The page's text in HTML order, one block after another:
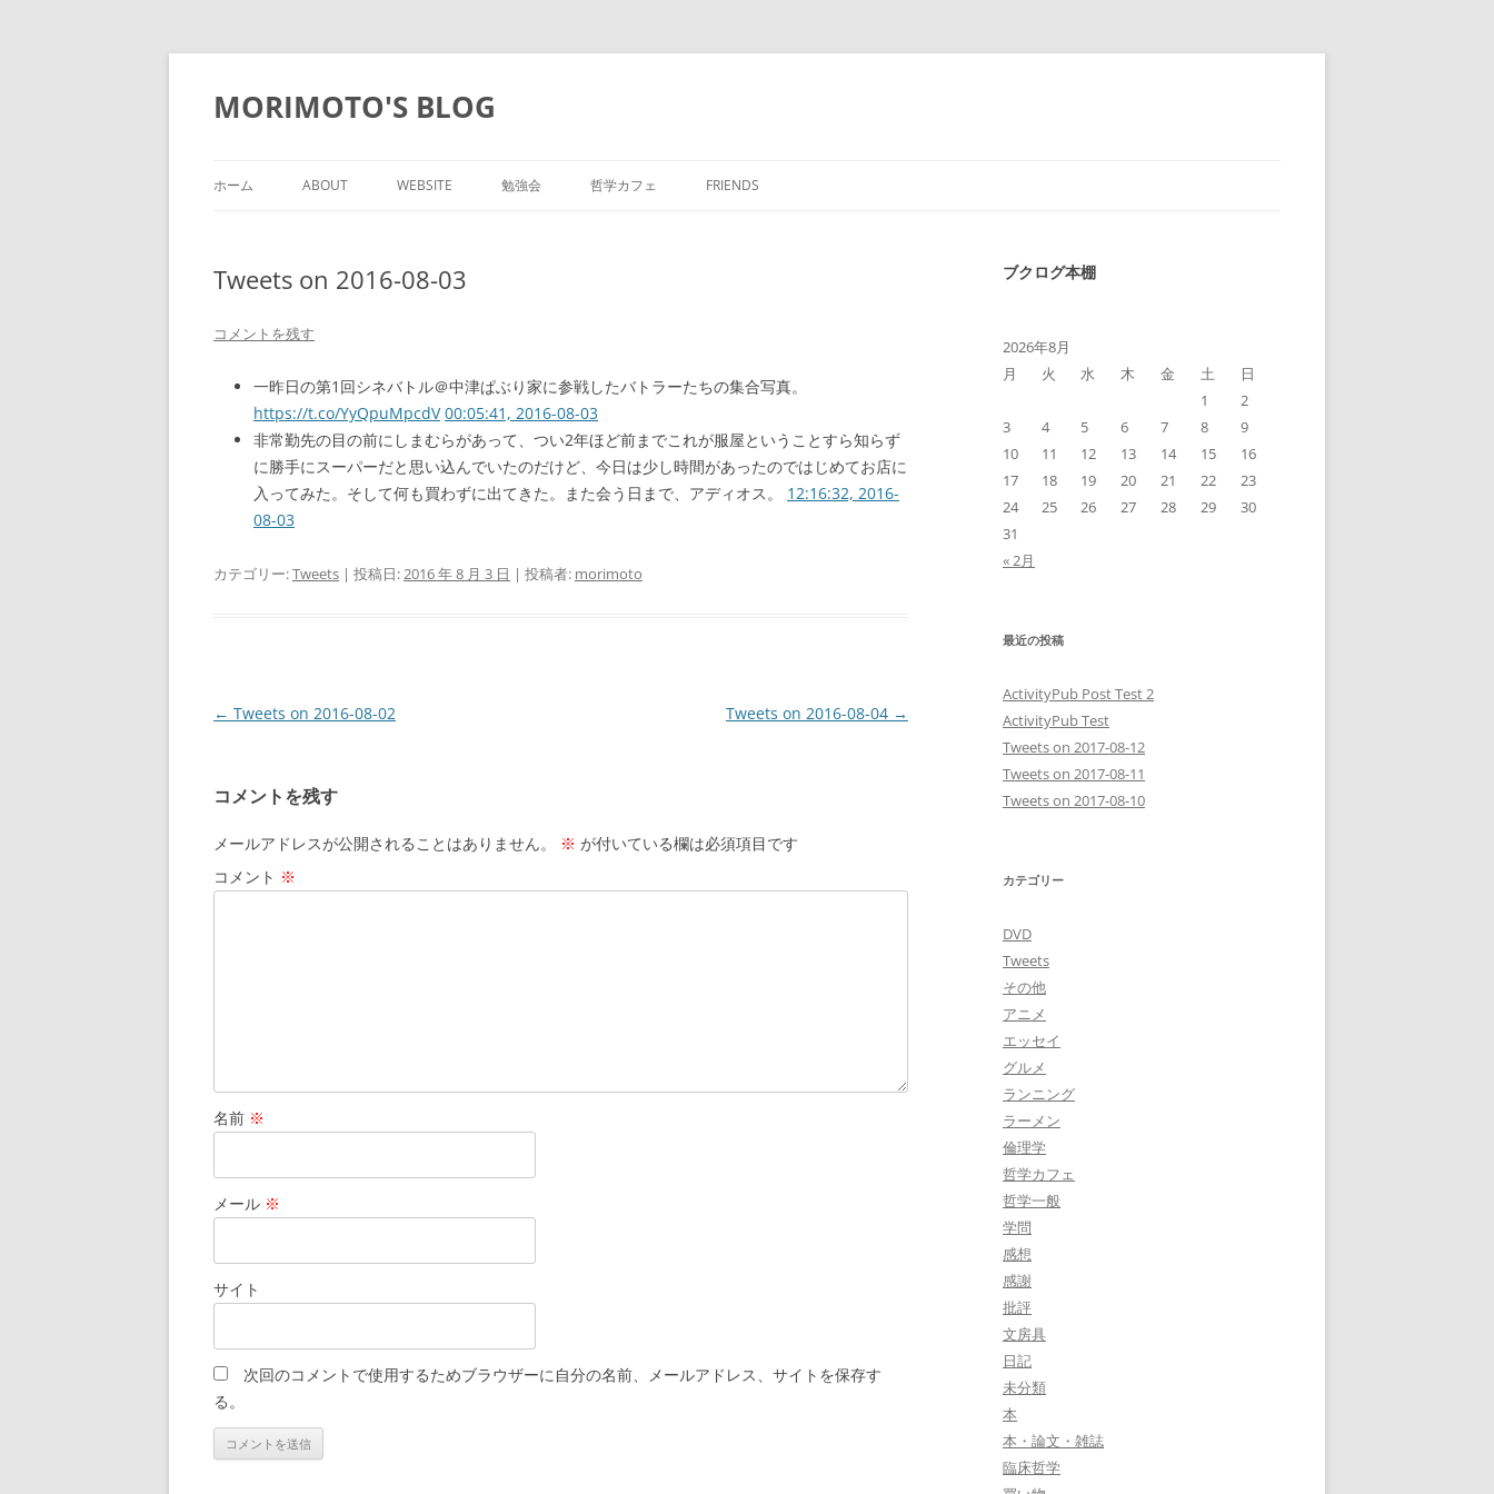
コ
ン
ツ
ッ
MORIMOTO'S BLOG
ホーム ABOUT WEBSITE 勉強会 哲学カフェ FRIENDS
Tweets on 2016-08-03
コメントを残す
一昨日の第1回シネバトル＠中津ぱぶり家に参戦したバトラーたちの集合写真。
https://t.co/YyQpuMpcdV 00:05:41, 2016-08-03
非常勤先の目の前にしまむらがあって、つい2年ほど前までこれが服屋ということすら知らず
に勝手にスーパーだと思い込んでいたのだけど、今日は少し時間があったのではじめてお店に
入ってみた。そして何も買わずに出てきた。また会う日まで、アディオス。 12:16:32, 2016-
08-03
カテゴリー:Tweets | 投稿日:2016 年 8 月 3 日 | 投稿者: morimoto
投
ビ
ゲ
ー
シ
← Tweets on 2016-08-02 Tweets on 2016-08-04 →
コメントを残す
メールアドレスが公開されることはありません。 ※ が付いている欄は必須項目です
コメント ※
名前 ※
メール ※
サイト
次回のコメントで使用するためブラウザーに自分の名前、メールアドレス、サイトを保存す
る。
ブクログ本棚
2026年8月
月
火 水 木 金 土
日
1
2
3
4 5 6 7 8
9
10
11 12 13 14 15
16
17
18 19 20 21 22
23
24
25 26 27 28 29
30
31
« 2月
最近の投稿
ActivityPub Post Test 2
ActivityPub Test
Tweets on 2017-08-12
Tweets on 2017-08-11
Tweets on 2017-08-10
カテゴリー
DVD
Tweets
その他
アニメ
エッセイ
グルメ
ランニング
ラーメン
倫理学
哲学カフェ
哲学一般
学問
感想
感謝
批評
文房具
日記
未分類
本
本・論文・雑誌
臨床哲学